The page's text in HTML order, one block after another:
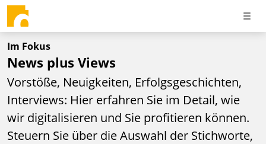
Im Fokus
News plus Views
Vorstöße, Neuigkeiten, Erfolgsgeschichten,
Interviews: Hier erfahren Sie im Detail, wie
wir digitalisieren und Sie profitieren können.
Steuern Sie über die Auswahl der Stichworte,